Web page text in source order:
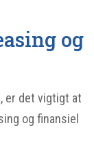
og
er det vigtigt at
og finansiel